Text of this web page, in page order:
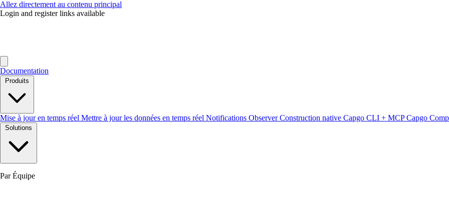
Allez directement au contenu principal
Login and register links available
Documentation
Produits
Mise à jour en temps réel Mettre à jour les données en temps réel Notifications ObserverConstruction native Capgo CLI + MCPCapgo
Solutions
Par Équipe